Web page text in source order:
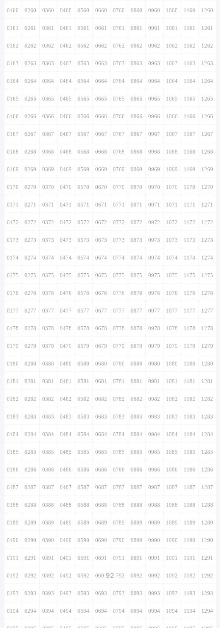
0160 0260 0360 0460 0560 0660 0760 0860 0960 1060 1160 1260
0161 0261 0361 0461 0561 0661 0761 0861 0961 1061 1161 1261
0162 0262 0362 0462 0562 0662 0762 0862 0962 1062 1162 1262
0163 0263 0363 0463 0563 0663 0763 0863 0963 1063 1163 1263
0164 0264 0364 0464 0564 0664 0764 0864 0964 1064 1164 1264
0165 0265 0365 0465 0565 0665 0765 0865 0965 1065 1165 1265
0166 0266 0366 0466 0566 0666 0766 0866 0966 1066 1166 1266
0167 0267 0367 0467 0567 0667 0767 0867 0967 1067 1167 1267
0168 0268 0368 0468 0568 0668 0768 0868 0968 1068 1168 1268
0169 0269 0369 0469 0569 0669 0769 0869 0969 1069 1169 1269
0170 0270 0370 0470 0570 0670 0770 0870 0970 1070 1170 1270
0171 0271 0371 0471 0571 0671 0771 0871 0971 1071 1171 1271
0172 0272 0372 0472 0572 0672 0772 0872 0972 1072 1172 1272
0173 0273 0373 0473 0573 0673 0773 0873 0973 1073 1173 1273
0174 0274 0374 0474 0574 0674 0774 0874 0974 1074 1174 1274
0175 0275 0375 0475 0575 0675 0775 0875 0975 1075 1175 1275
0176 0276 0376 0476 0576 0676 0776 0876 0976 1076 1176 1276
0177 0277 0377 0477 0577 0677 0777 0877 0977 1077 1177 1277
0178 0278 0378 0478 0578 0678 0778 0878 0978 1078 1178 1278
0179 0279 0379 0479 0579 0679 0779 0879 0979 1079 1179 1279
0180 0280 0380 0480 0580 0680 0780 0880 0980 1080 1180 1280
0181 0281 0381 0481 0581 0681 0781 0881 0981 1081 1181 1281
0182 0282 0382 0482 0582 0682 0782 0882 0982 1082 1182 1282
0183 0283 0383 0483 0583 0683 0783 0883 0983 1083 1183 1283
0184 0284 0384 0484 0584 0684 0784 0884 0984 1084 1184 1284
0185 0285 0385 0485 0585 0685 0785 0885 0985 1085 1185 1285
0186 0286 0386 0486 0586 0686 0786 0886 0986 1086 1186 1286
0187 0287 0387 0487 0587 0687 0787 0887 0987 1087 1187 1287
0188 0288 0388 0488 0588 0688 0788 0888 0988 1088 1188 1288
0189 0289 0389 0489 0589 0689 0789 0889 0989 1089 1189 1289
0190 0290 0390 0490 0590 0690 0790 0890 0990 1090 1190 1290
0191 0291 0391 0491 0591 0691 0791 0891 0991 1091 1191 1291
0192 0292 0392 0492 0592 0692920792 0892 0992 1092 1192 1292
0193 0293 0393 0493 0593 0693 0793 0893 0993 1093 1193 1293
0194 0294 0394 0494 0594 0694 0794 0894 0994 1094 1194 1294